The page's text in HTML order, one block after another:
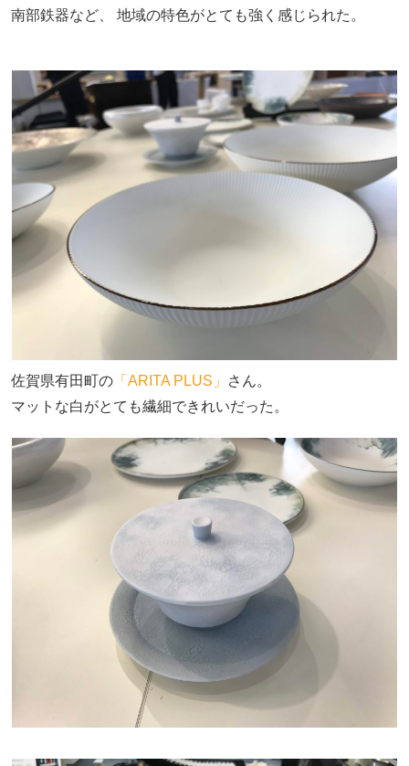
南部鉄器など、 地域の特色がとても強く感じられた。
佐賀県有田町の「ARITA PLUS」
さん。
マットな白がとても繊細できれいだった。